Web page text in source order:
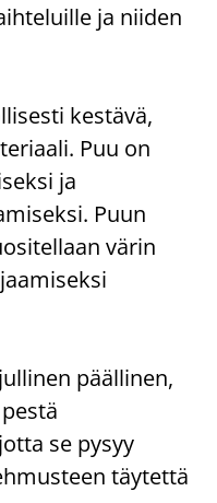
ja niiden
kestävä,
Puu on
ja
Puun
värin
päällinen,
se pysyy
täytettä